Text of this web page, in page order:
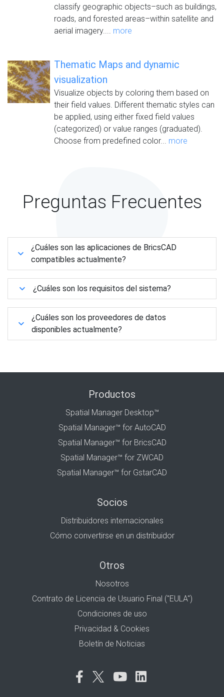
classify geographic objects–such as buildings,
roads, and forested areas–within satellite and
aerial imagery.... more
Thematic Maps and dynamic
visualization
Visualize objects by coloring them based on
their field values. Different thematic styles can
be applied, using either fixed field values
(categorized) or value ranges (graduated).
Choose from predefined color... more
Preguntas Frecuentes
¿Cuáles son las aplicaciones de BricsCAD
compatibles actualmente?
¿Cuáles son los requisitos del sistema?
¿Cuáles son los proveedores de datos
disponibles actualmente?
Productos
Spatial Manager Desktop™
Spatial Manager™ for AutoCAD
Spatial Manager™ for BricsCAD
Spatial Manager™ for ZWCAD
Spatial Manager™ for GstarCAD
Socios
Distribuidores internacionales
Cómo convertirse en un distribuidor
Otros
Nosotros
Contrato de Licencia de Usuario Final ("EULA")
Condiciones de uso
Privacidad & Cookies
Boletín de Noticias